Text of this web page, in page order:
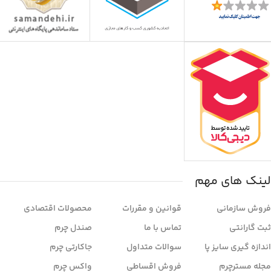
لینک های مهم
فروش سازمانی
ثبت گارانتی
اندازه گیری سایز پا
مجله مسترچرم
قوانین و مقررات
تماس با ما
سوالات متداول
فروش اقساطی
محصولات اقتصادی
صندل چرم
جاکارتی چرم
واکس چرم